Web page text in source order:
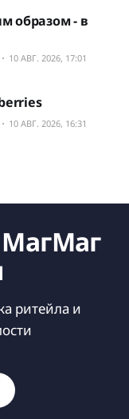
образом - в
10 АВГ. 2026, 17:01
10 АВГ. 2026, 16:31
МагМаг
ритейла и